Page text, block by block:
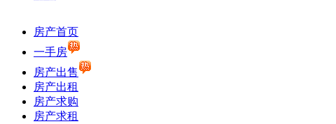
房产首页
一手房
房产出售
房产出租
房产求购
房产求租